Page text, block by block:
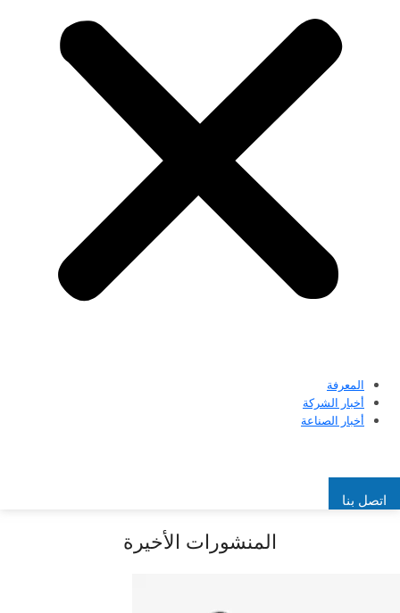
المعرفة
أخبار الشركة
أخبار الصناعة
اتصل بنا
المنشورات الأخيرة